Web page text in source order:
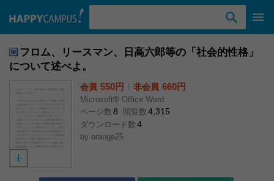
フロム、リースマン、日高六郎等の「社会的性格」
について述べよ。
会員 550円 非会員 660円
Microsoft® Office Word
ページ数 8 閲覧数 4,315
ダウンロード数 4
by orange25